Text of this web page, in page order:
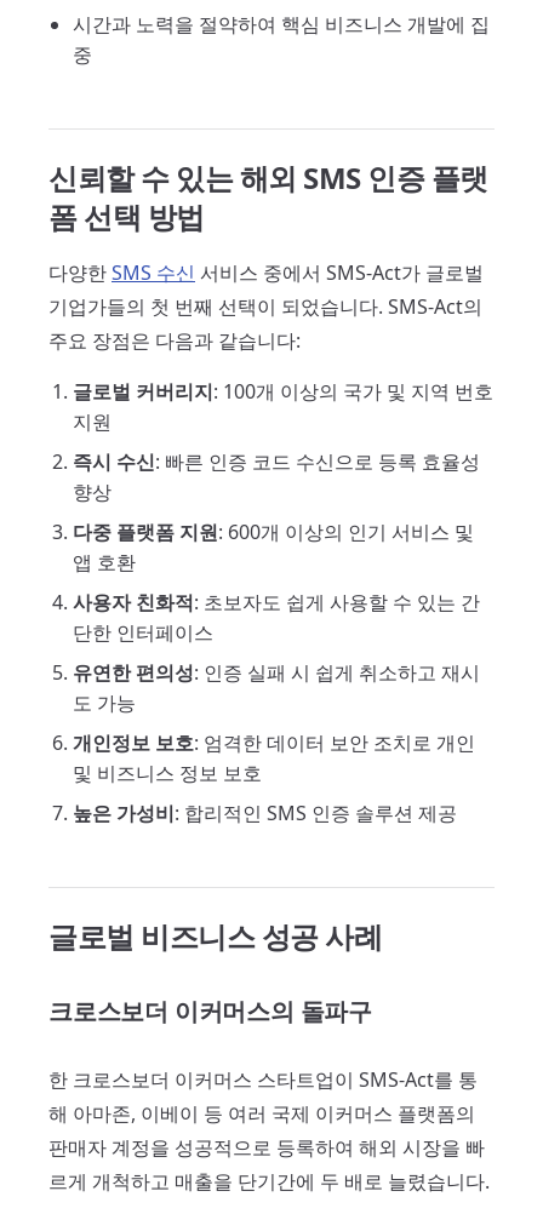
시간과 노력을 절약하여 핵심 비즈니스 개발에 집
중
신뢰할 수 있는 해외 SMS 인증 플랫
폼 선택 방법
다양한SMS 수신 서비스 중에서 SMS-Act가 글로벌
기업가들의 첫 번째 선택이 되었습니다. SMS-Act의
주요 장점은 다음과 같습니다:
글로벌 커버리지: 100개 이상의 국가 및 지역 번호
지원
즉시 수신: 빠른 인증 코드 수신으로 등록 효율성
향상
다중 플랫폼 지원: 600개 이상의 인기 서비스 및
앱 호환
사용자 친화적: 초보자도 쉽게 사용할 수 있는 간
단한 인터페이스
유연한 편의성: 인증 실패 시 쉽게 취소하고 재시
도 가능
개인정보 보호: 엄격한 데이터 보안 조치로 개인
및 비즈니스 정보 보호
높은 가성비: 합리적인 SMS 인증 솔루션 제공
글로벌 비즈니스 성공 사례
크로스보더 이커머스의 돌파구
한 크로스보더 이커머스 스타트업이 SMS-Act를 통
해 아마존, 이베이 등 여러 국제 이커머스 플랫폼의
판매자 계정을 성공적으로 등록하여 해외 시장을 빠
르게 개척하고 매출을 단기간에 두 배로 늘렸습니다.